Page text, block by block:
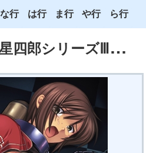
リーズⅢ 魔世中ハ終ワラナイ
な行
に
ぬ
ね
の
は行
ひ
ふ
へ
ほ
ま行
み
む
め
も
や行
ゆ
よ
わ
ら行
り